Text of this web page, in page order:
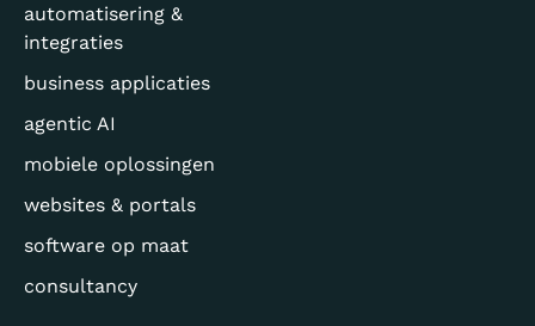
automatisering &
integraties
business applicaties
agentic AI
mobiele oplossingen
websites & portals
software op maat
consultancy